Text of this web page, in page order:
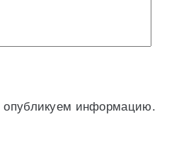
информацию.